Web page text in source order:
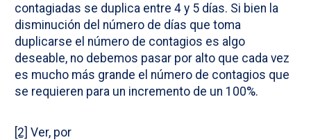
contagiadas se duplica entre 4 y 5 días. Si bien la
disminución del número de días que toma
duplicarse el número de contagios es algo
deseable, no debemos pasar por alto que cada vez
es mucho más grande el número de contagios que
se requieren para un incremento de un 100%.
[2] Ver, por